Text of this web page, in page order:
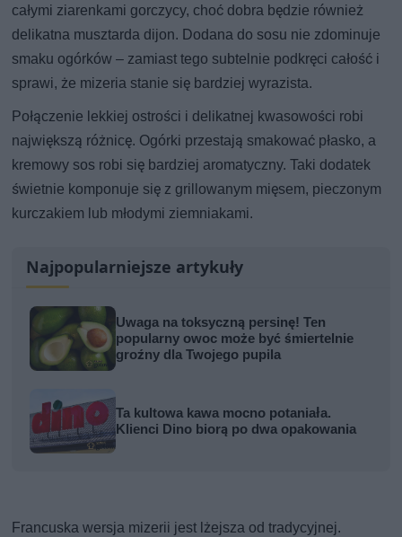
całymi ziarenkami gorczycy, choć dobra będzie również
delikatna musztarda dijon. Dodana do sosu nie zdominuje
smaku ogórków – zamiast tego subtelnie podkręci całość i
sprawi, że mizeria stanie się bardziej wyrazista.
Połączenie lekkiej ostrości i delikatnej kwasowości robi
największą różnicę. Ogórki przestają smakować płasko, a
kremowy sos robi się bardziej aromatyczny. Taki dodatek
świetnie komponuje się z grillowanym mięsem, pieczonym
kurczakiem lub młodymi ziemniakami.
Najpopularniejsze artykuły
Uwaga na toksyczną persinę! Ten
popularny owoc może być śmiertelnie
groźny dla Twojego pupila
Ta kultowa kawa mocno potaniała.
Klienci Dino biorą po dwa opakowania
Francuska wersja mizerii jest lżejsza od tradycyjnej.